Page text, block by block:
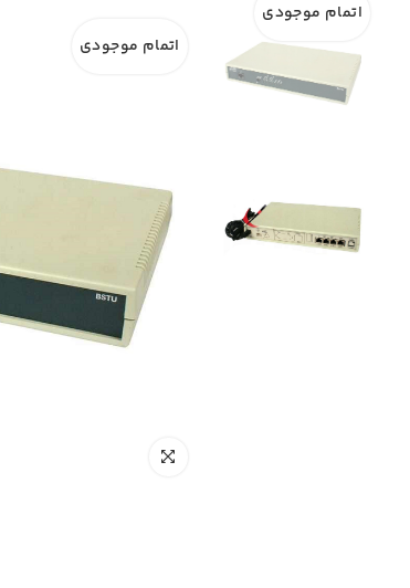
اتمام موجودی
اتمام موجودی